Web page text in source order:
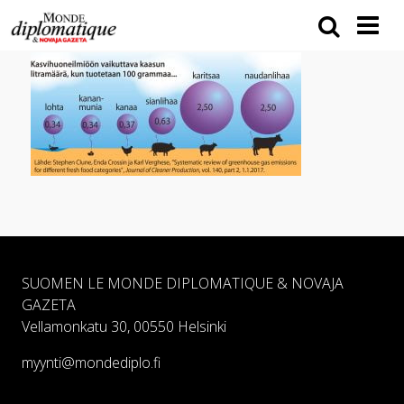
SUOMEN LE MONDE DIPLOMATIQUE & NOVAJA
GAZETA
Vellamonkatu 30, 00550 Helsinki
myynti@mondediplo.fi